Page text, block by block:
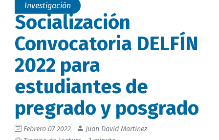
Investigación
Socialización
Convocatoria DELFÍN
2022 para
estudiantes de
pregrado y posgrado
Febrero 07 2022
Juan David Martinez